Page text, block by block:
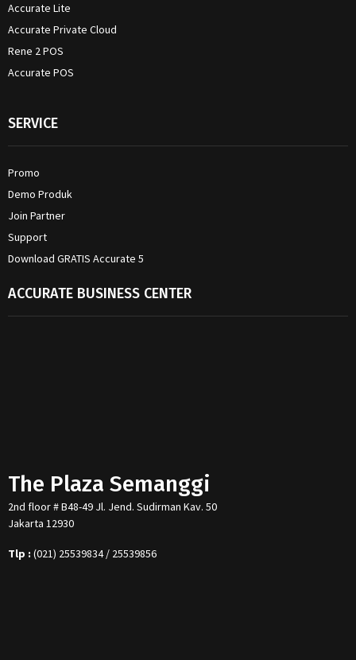
Accurate Lite
Accurate Private Cloud
Rene 2 POS
Accurate POS
SERVICE
Promo
Demo Produk
Join Partner
Support
Download GRATIS Accurate 5
ACCURATE BUSINESS CENTER
The Plaza Semanggi
2nd floor # B48-49 Jl. Jend. Sudirman Kav. 50
Jakarta 12930
Tlp : (021) 25539834 / 25539856